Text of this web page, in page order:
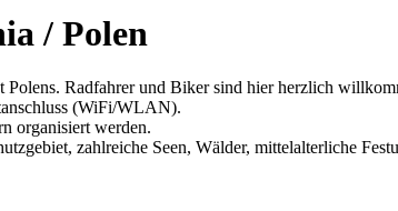
/ Polen
Radfahrer und Biker sind hier herzlich
(WiFi/WLAN).
organisiert werden.
zahlreiche Seen, Wälder, mittelalterliche